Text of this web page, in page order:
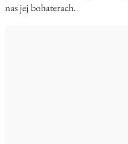
nas jej bohaterach.